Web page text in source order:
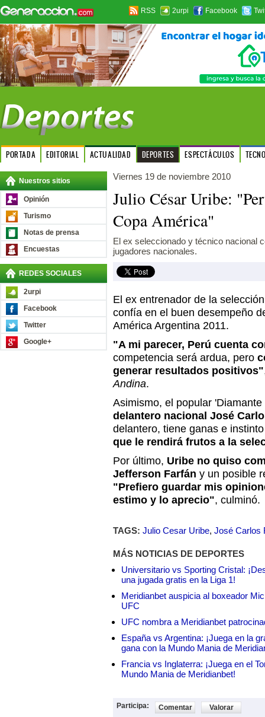
RSS 2urpi Facebook
PORTADA EDITORIAL ACTUALIDAD DEPORTES ESPECTÁCULOS
Nuestros sitios
Opinión
Turismo
Notas de prensa
Encuestas
REDES SOCIALES
2urpi
Facebook
Twitter
Google+
Viernes 19 de noviembre 2010
Julio César Uribe:
Copa América"
El ex seleccionado y técnico nacional
jugadores nacionales.
El ex entrenador de la
confía en el buen desempeño
América Argentina 2011.
"A mi parecer, Perú cuenta
competencia será ardua, pero
generar resultados positivos"
Andina.
Asimismo, el popular
delantero nacional José
delantero, tiene ganas e
que le rendirá frutos a la
Por último, Uribe no quiso
Jefferson Farfán y un posible
"Prefiero guardar mis
estimo y lo aprecio", culminó.
TAGS: Julio Cesar Uribe, José Carlos
MÁS NOTICIAS DE DEPORTES
Universitario vs Sporting Cristal:
una jugada gratis en la Liga 1!
Meridianbet auspicia al boxeador
UFC
UFC nombra a Meridianbet
España vs Argentina: ¡Juega en la
gana con la Mundo Mania de
Francia vs Inglaterra: ¡Juega en el
Mundo Mania de Meridianbet!
Participa: Comentar Valorar